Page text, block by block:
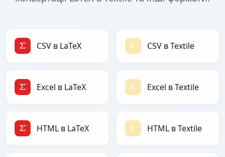
CSV в LaTeX CSV в Textile
Excel в LaTeX Excel в Textile
HTML в LaTeX HTML в Textile